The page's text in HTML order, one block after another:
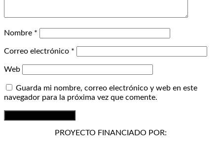
Nombre *
Correo electrónico *
Web
Guarda mi nombre, correo electrónico y web en este
navegador para la próxima vez que comente.
PROYECTO FINANCIADO POR: